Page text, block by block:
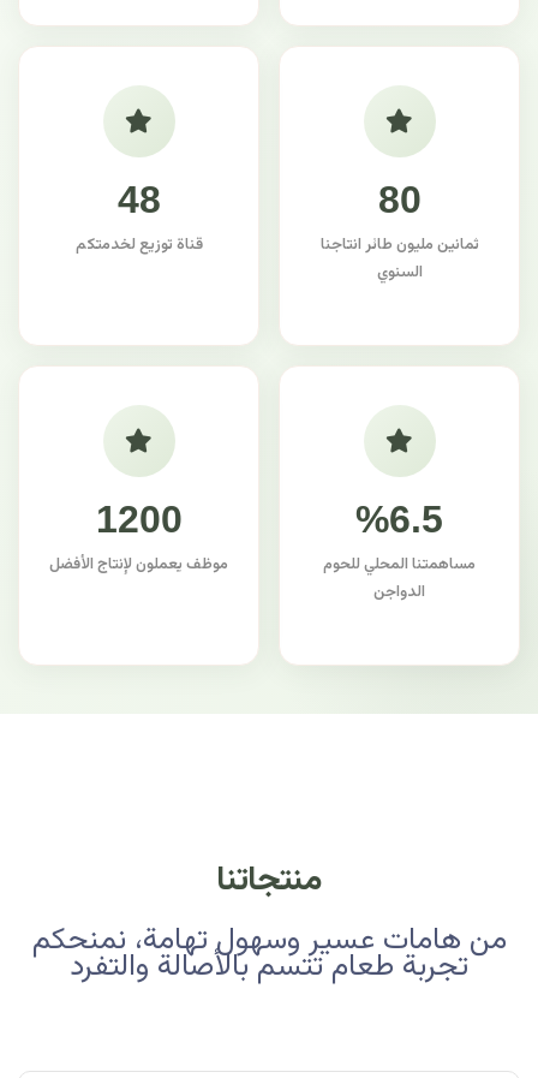
80
ثمانين مليون طائر انتاجنا
السنوي
48
قناة توزيع لخدمتكم
%6.5
مساهمتنا المحلي للحوم
الدواجن
1200
موظف يعملون لإنتاج الأفضل
منتجاتنا
من هامات عسير وسهول تهامة، نمنحكم
تجربة طعام تتسم بالأصالة والتفرد